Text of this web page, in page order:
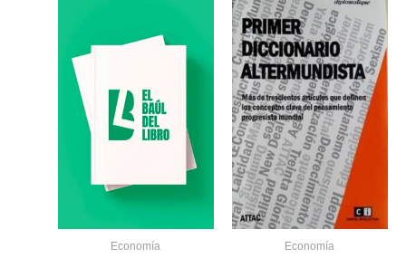
Economía Economía